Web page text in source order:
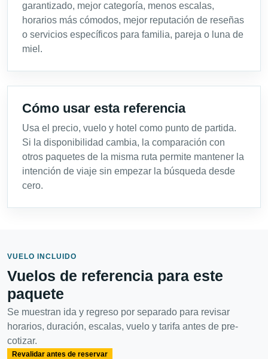
garantizado, mejor categoría, menos escalas,
horarios más cómodos, mejor reputación de reseñas
o servicios específicos para familia, pareja o luna de
miel.
Cómo usar esta referencia
Usa el precio, vuelo y hotel como punto de partida.
Si la disponibilidad cambia, la comparación con
otros paquetes de la misma ruta permite mantener la
intención de viaje sin empezar la búsqueda desde
cero.
VUELO INCLUIDO
Vuelos de referencia para este
paquete
Se muestran ida y regreso por separado para revisar
horarios, duración, escalas, vuelo y tarifa antes de pre-
cotizar.
Revalidar antes de reservar